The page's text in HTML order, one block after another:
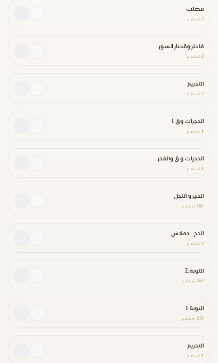
فصلت
2 استماع
فاطر وقصار السور
2 استماع
التحريم
2 استماع
الحجرات وق 1
1 استماع
الحجرات و ق والفجر
1 استماع
الحجر و النحل
106 استماع
الحج - دملاش
4 استماع
التوبة.2
166 استماع
التوبة 1
150 استماع
التحريم
1 استماع